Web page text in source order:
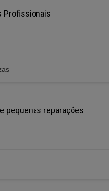
Profissionais
pequenas reparações